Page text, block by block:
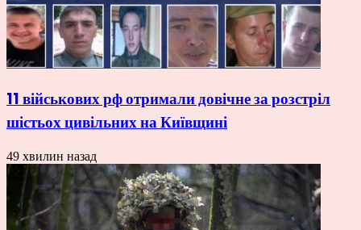
11 військових рф отримали довічне за розстріл
шістьох цивільних на Київщині
49 хвилин назад